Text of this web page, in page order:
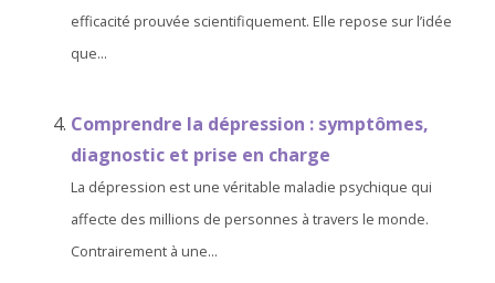
efficacité prouvée scientifiquement. Elle repose sur l’idée
que...
Comprendre la dépression : symptômes,
diagnostic et prise en charge
La dépression est une véritable maladie psychique qui
affecte des millions de personnes à travers le monde.
Contrairement à une...